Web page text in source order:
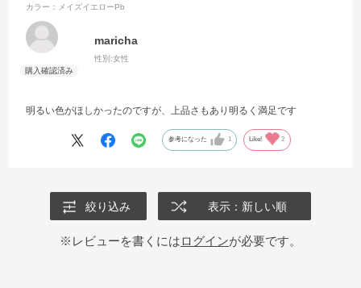
カラー：メイズイエローPb
maricha
性別:女性
明るい色がほしかったのですが、上品さもあり明るく満足です
参考になった 1 Like! 2
絞り込み 表示：新しい順
※レビューを書くにはログインが必要です。